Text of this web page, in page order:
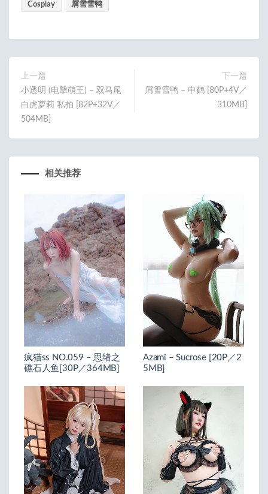
b
k
itt ail
Cosplay 屑雪雪鸭
上一篇
小透明 (电擊萌王) – 双马尾
白虎萝莉 私拍 [82P+32V／
504MB]
下一篇
屑雪雪鸭 – 申鹤 [80P+4V／
310MB]
相关推荐
疯猫ss NO.059 – 思绪之
礁石人鱼[30P／364MB]
Azami – Sucrose [20P／2
5MB]